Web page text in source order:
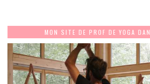
MON SITE DE PROF DE YOGA